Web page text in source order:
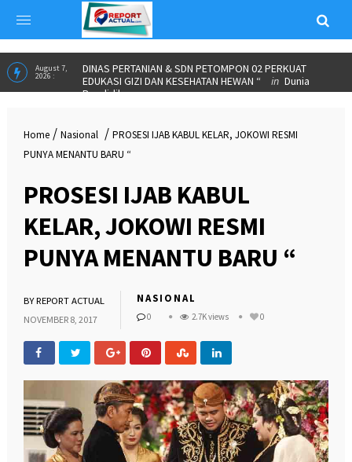
EDUKASI GIZI DAN KESEHATAN HEWAN “
Pendidikan
June 23,
2026 :
ALUMNI PARTNERSHIP MEETING 2026 JADI MOMENTUM
IKA SPs UNNES PERKUAT KOLABORASI DAN SALURKAN
BEASISWA”inINSPIRASI
Home / Nasional / PROSESI IJAB KABUL KELAR, JOKOWI RESMI
PUNYA MENANTU BARU “
PROSESI IJAB KABUL
KELAR, JOKOWI RESMI
PUNYA MENANTU BARU “
BYREPORT ACTUAL
NOVEMBER 8, 2017
NASIONAL
0 2.7K views 0